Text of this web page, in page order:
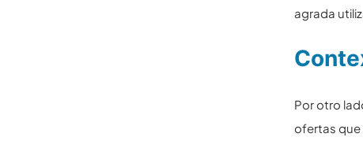
agrada
Por otro
ofertas que